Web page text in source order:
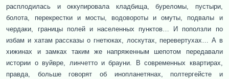
расплодилась и оккупировала кладбища, буреломы, пустыри,
болота, перекрестки и мосты, водовороты и омуты, подвалы и
чердаки, границы полей и населенных пунктов… И поползли по
избам и хатам рассказы о гнетюках, лоскутах, перевертухах… А в
хижинах и замках таким же напряженным шепотом передавали
истории о вуйвре, линчетто и брауни. В современных квартирах,
правда, больше говорят об инопланетянах, полтергейсте и